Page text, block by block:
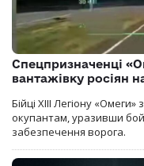
Спецпризначенці
вантажівку росіян
Бійці ХІІІ Легіону
окупантам, уразивши
забезпечення ворога.